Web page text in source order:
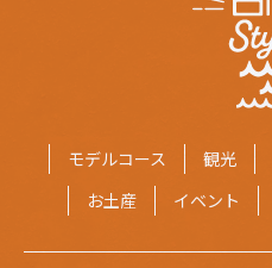
モデルコース 観光
お土産
イベント